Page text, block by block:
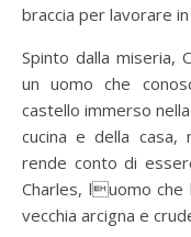
braccia per lavorare
Spinto dalla miseria,
un uomo che
castello immerso
cucina e della casa,
rende conto di
Charles, luomo
vecchia arcigna e